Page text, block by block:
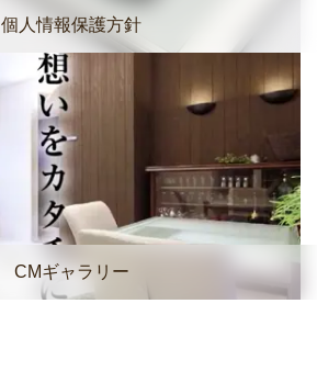
個人情報保護方針
CMギャラリー